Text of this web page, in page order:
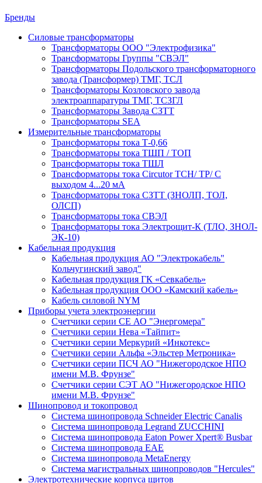
Бренды
Силовые трансформаторы
Трансформаторы ООО "Электрофизика"
Трансформаторы Группы "СВЭЛ"
Трансформаторы Подольского трансформаторного
завода (Трансформер) ТМГ, ТСЛ
Трансформаторы Козловского завода
электроаппаратуры ТМГ, ТСЗГЛ
Трансформаторы Завода СЗТТ
Трансформаторы SEA
Измерительные трансформаторы
Трансформаторы тока Т-0,66
Трансформаторы тока ТШП / ТОП
Трансформаторы тока ТШЛ
Трансформаторы тока Circutor TCH/ TP/ С
выходом 4...20 мА
Трансформаторы тока СЗТТ (ЗНОЛП, ТОЛ,
ОЛСП)
Трансформаторы тока СВЭЛ
Трансформаторы тока Электрощит-К (ТЛО, ЗНОЛ-
ЭК-10)
Кабельная продукция
Кабельная продукция АО "Электрокабель"
Кольчугинский завод"
Кабельная продукция ГК «Севкабель»
Кабельная продукция ООО «Камский кабель»
Кабель силовой NYM
Приборы учета электроэнергии
Счетчики серии СЕ АО "Энергомера"
Счетчики серии Нева «Тайпит»
Счетчики серии Меркурий «Инкотекс»
Счетчики серии Альфа «Эльстер Метроника»
Счетчики серии ПСЧ АО "Нижегородское НПО
имени М.В. Фрунзе"
Счетчики серии СЭТ АО "Нижегородское НПО
имени М.В. Фрунзе"
Шинопровод и токопровод
Система шинопровода Schneider Electric Canalis
Система шинопровода Legrand ZUCCHINI
Система шинопровода Eaton Power Xpert® Busbar
Система шинопровода EAE
Система шинопровода MetaEnergy
Система магистральных шинопроводов "Hercules"
Электротехнические корпуса щитов